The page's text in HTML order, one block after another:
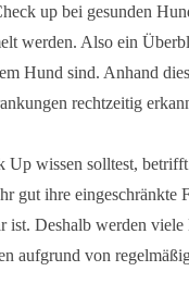
up bei gesunden
werden. Also ein
Hund sind. Anhand
rechtzeitig
wissen solltest,
gut ihre eingeschränkte
Deshalb werden
aufgrund von